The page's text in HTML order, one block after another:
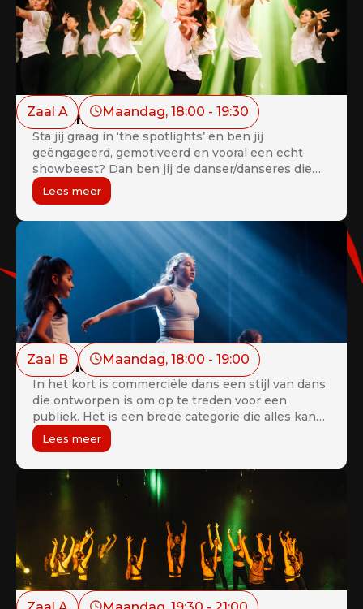
Zaal A Maandag, 18:00 - 19:30
Mini Show Company 8+
Sta jij graag in ‘the spotlights’ en ben jij
geëngageerd, gemotiveerd en vooral een echt
showbeest? Dan ben jij de danser/danseres die
wij zoeken. Meer informatie is te verkrijgen in de
dansschool.
Lees meer
Zaal B Maandag, 18:00 - 19:00
Commercial Kids 8+
In het kort is commerciële dans een stijl van dans
die ontworpen is om op te treden voor een
publiek. Het is een brede categorie die alles kan
omvatten, van hip-hop en jazz tot tapdans en
ballet. Commerciële dansers moeten in staat zijn
om met energie en precisie op te treden, terwijl
ze er toch moeiteloos uitzien in hun uitvoering.
Lees meer